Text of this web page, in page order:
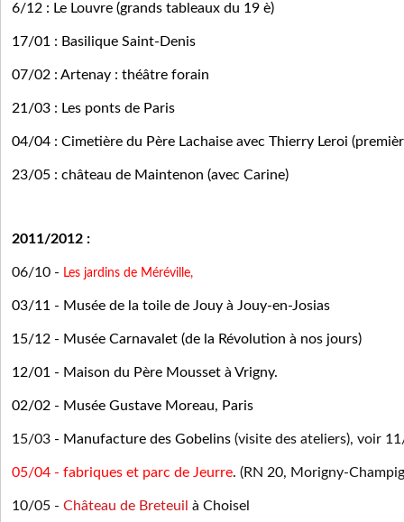
6/12 : Le Louvre (grands tableaux du 19 è)
17/01 : Basilique Saint-Denis
07/02 : Artenay : théâtre forain
21/03 : Les ponts de Paris
04/04 : Cimetière du Père Lachaise avec Thierry Leroi
23/05 : château de Maintenon (avec Carine)
2011/2012 :
06/10 - Les jardins de Méréville,
03/11 - Musée de la toile de Jouy à Jouy-en-Josias
15/12 - Musée Carnavalet (de la Révolution à nos jours)
12/01 - Maison du Père Mousset à Vrigny.
02/02 - Musée Gustave Moreau, Paris
15/03 - Manufacture des Gobelins (visite des ateliers), voir
05/04 - fabriques et parc de Jeurre. (RN 20, Morigny-
10/05 - Château de Breteuil à Choisel